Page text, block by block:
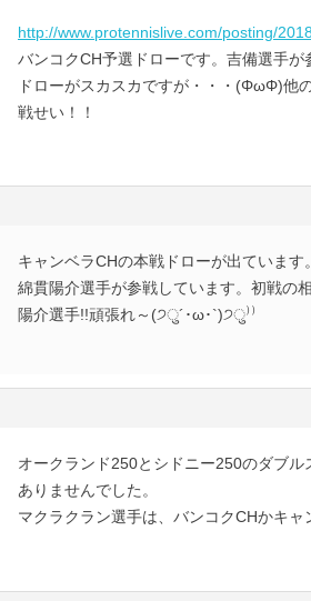
http://www.protennislive.com/posting/
バンコクCH予選ドローです。吉備選手が
ドローがスカスカですが・・・(ΦωΦ)他
戦せい！！
キャンベラCHの本戦ドローが出ています
綿貫陽介選手が参戦しています。初戦の
陽介選手!!頑張れ～(੭ु´･ω･`)੭ु⁾⁾
オークランド250とシドニー250のダブ
ありませんでした。
マクラクラン選手は、バンコクCHかキ